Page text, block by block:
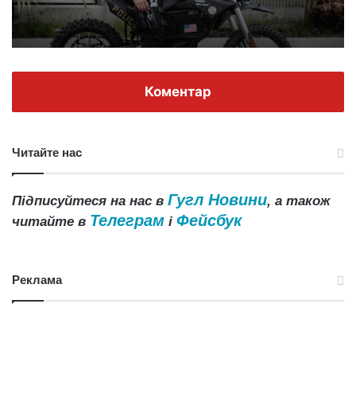
Коментар
Читайте нас
Підписуйтеся на нас в Гугл Новини, а також
читайте в Телеграм і Фейсбук
Реклама